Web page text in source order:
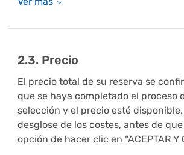
2.3. Precio
El precio total de su reserva se
que se haya completado el proceso
selección y el precio esté
desglose de los costes, antes de
opción de hacer clic en “ACEPTAR Y